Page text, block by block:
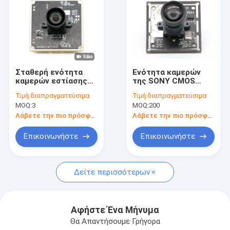
Σταθερή ενότητα
καμερών εστίασης
αισθητήρα της Sony
IMX298 COMS
Τιμή:διαπραγματεύσιμα
MOQ:3
Λάβετε την πιο πρόσφατη τιμή
Επικοινωνήστε
Ενότητα καμερών
της SONY CMOS
13MP
Τιμή:διαπραγματεύσιμα
MOQ:200
Επικοινωνήστε
Δείτε περισσότερων
Αφήστε Ένα Μήνυμα
Θα Απαντήσουμε Γρήγορα